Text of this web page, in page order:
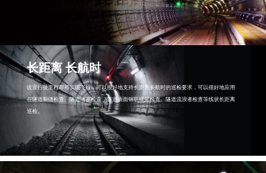
长距离 长航时
设置行驶里程即可实现飞行，可以很好地支持长距离长航时的巡检要求，可以很好地应用
在隧道裂缝检查、隧道堵塞检查、隧道表面钢筋裸露检查、隧道流浪者检查等线状长距离
巡检。